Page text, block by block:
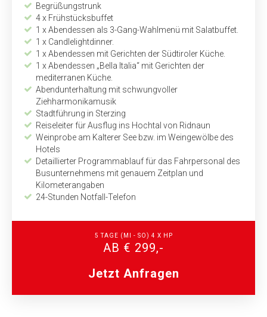
Begrüßungstrunk
4 x Frühstücksbuffet
1 x Abendessen als 3-Gang-Wahlmenü mit Salatbuffet.
1 x Candlelightdinner.
1 x Abendessen mit Gerichten der Südtiroler Küche.
1 x Abendessen „Bella Italia“ mit Gerichten der
mediterranen Küche.
Abendunterhaltung mit schwungvoller
Ziehharmonikamusik
Stadtführung in Sterzing
Reiseleiter für Ausflug ins Hochtal von Ridnaun
Weinprobe am Kalterer See bzw. im Weingewölbe des
Hotels
Detaillierter Programmablauf für das Fahrpersonal des
Bus­unternehmens mit genauem Zeitplan und
Kilometerangaben
24-Stunden Notfall-Telefon
5 TAGE (MI - SO) 4 X HP
AB € 299,-
Jetzt Anfragen